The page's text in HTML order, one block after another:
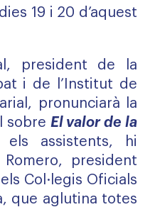
19 i 20 d’aquest
president de la
i de l’Institut de
pronunciarà la
sobre El valor de la
assistents, hi
president
Col·legis Oficials
que aglutina totes